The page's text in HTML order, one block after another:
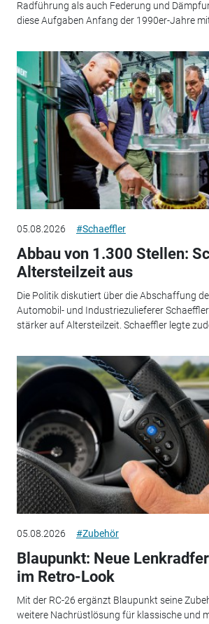
Radführung als auch Federung und
diese Aufgaben Anfang der 1990er-Jahre
05.08.2026 #Schaeffler
Abbau von 1.300 Stellen:
Altersteilzeit aus
Die Politik diskutiert über die Abschaffung
Automobil- und Industriezulieferer
stärker auf Altersteilzeit. Schaeffler legte
05.08.2026 #Zubehör
Blaupunkt: Neue
im Retro-Look
Mit der RC-26 ergänzt Blaupunkt seine
weitere Nachrüstlösung für klassische und